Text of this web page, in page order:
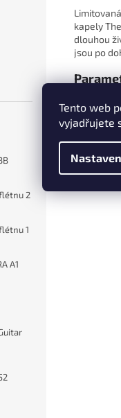
Tento web
vyjadřujete
2
1
A1
kapely
dlouhou
jsou po